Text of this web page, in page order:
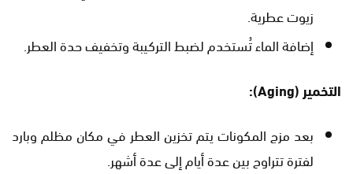
زيوت عطرية.
إضافة الماء تُستخدم لضبط التركيبة وتخفيف حدة العطر.
التخمير (Aging):
بعد مزج المكونات يتم تخزين العطر في مكان مظلم وبارد
لفترة تتراوح بين عدة أيام إلى عدة أشهر.